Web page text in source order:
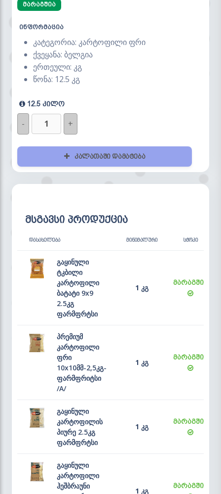
ᲛᲐᲠᲐᲒᲨᲘᲐ
ინფორმაცია
კატეგორია: კარტოფილი ფრი
ქვეყანა: ბელგია
ერთეული: კგ
წონა: 12.5 კგ
12.5 კილო
- +
კალათაში დამატება
მსგავსი პროდუქცია
ᲓᲐᲡᲐᲮᲔᲚᲔᲑᲐ ᲛᲘᲜᲘᲛᲐᲚᲣᲠᲘ ᲡᲢᲝᲙᲘ
გაყინული
ტკბილი
კარტოფილი
ბატატი 9x9
2.5კგ
ფარმფრტსი
1 კგ
მარაგშია
პრემიუმ
კარტოფილი
ფრი
10x10მმ-2,5კგ-
ფარმფრიტსი
/A/
1 კგ
მარაგშია
გაყინული
კარტოფილის
პიურე 2.5კგ
ფარმფრტსი
1 კგ
მარაგშია
გაყინული
კარტოფილი
ჰეშბრაუნი
1 კგ
მარაგშია